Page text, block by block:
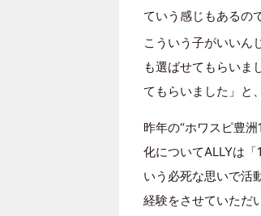
ていう感じもあるの
こういう子がいいん
も選ばせてもらいま
てもらいました」と
昨年の“ホワスピ豊
化についてALLYは
いう必死な思いで活
経験をさせていただ